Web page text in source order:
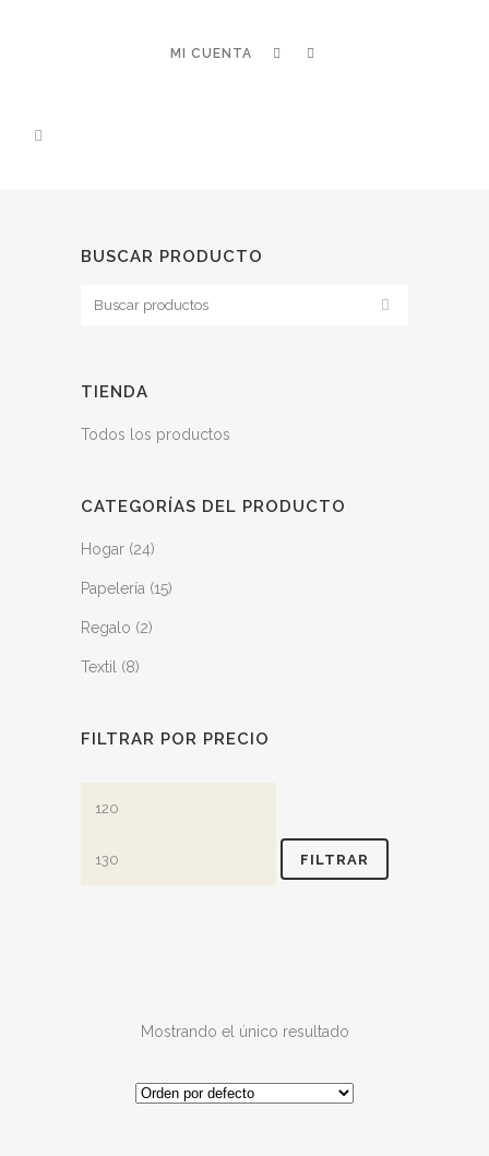
MI CUENTA
BUSCAR PRODUCTO
TIENDA
Todos los productos
CATEGORÍAS DEL PRODUCTO
Hogar (24)
Papelería (15)
Regalo (2)
Textil (8)
FILTRAR POR PRECIO
FILTRAR
Mostrando el único resultado